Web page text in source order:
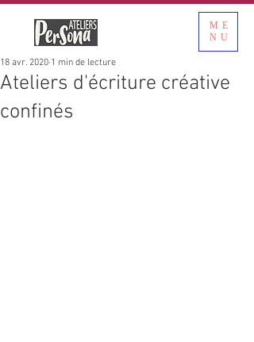
ME
NU
Ateliers d'écriture créative
confinés
18 avr. 2020 1 min de lecture